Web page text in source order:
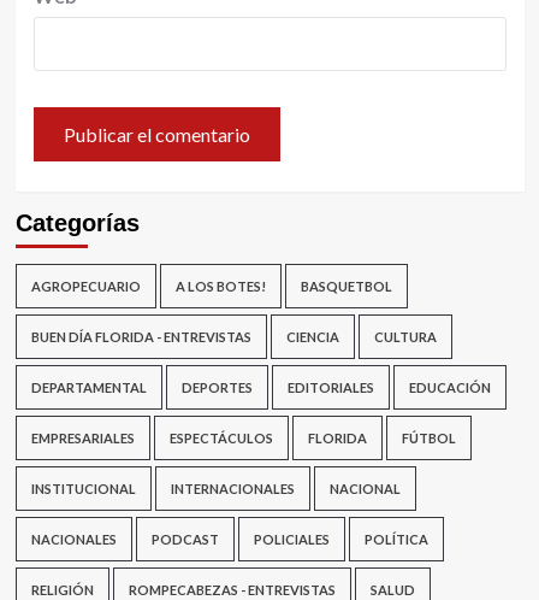
Categorías
AGROPECUARIO A LOS BOTES! BASQUETBOL
BUEN DÍA FLORIDA - ENTREVISTAS CIENCIA CULTURA
DEPARTAMENTAL DEPORTES EDITORIALES EDUCACIÓN
EMPRESARIALES ESPECTÁCULOS FLORIDA FÚTBOL
INSTITUCIONAL INTERNACIONALES NACIONAL
NACIONALES PODCAST POLICIALES POLÍTICA
RELIGIÓN ROMPECABEZAS - ENTREVISTAS SALUD